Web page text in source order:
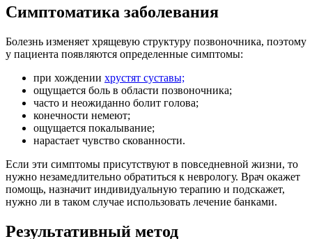
Симптоматика заболевания
Болезнь изменяет хрящевую структуру позвоночника, поэтому
у пациента появляются определенные симптомы:
при хождении хрустят суставы;
ощущается боль в области позвоночника;
часто и неожиданно болит голова;
конечности немеют;
ощущается покалывание;
нарастает чувство скованности.
Если эти симптомы присутствуют в повседневной жизни, то
нужно незамедлительно обратиться к неврологу. Врач окажет
помощь, назначит индивидуальную терапию и подскажет,
нужно ли в таком случае использовать лечение банками.
Результативный метод